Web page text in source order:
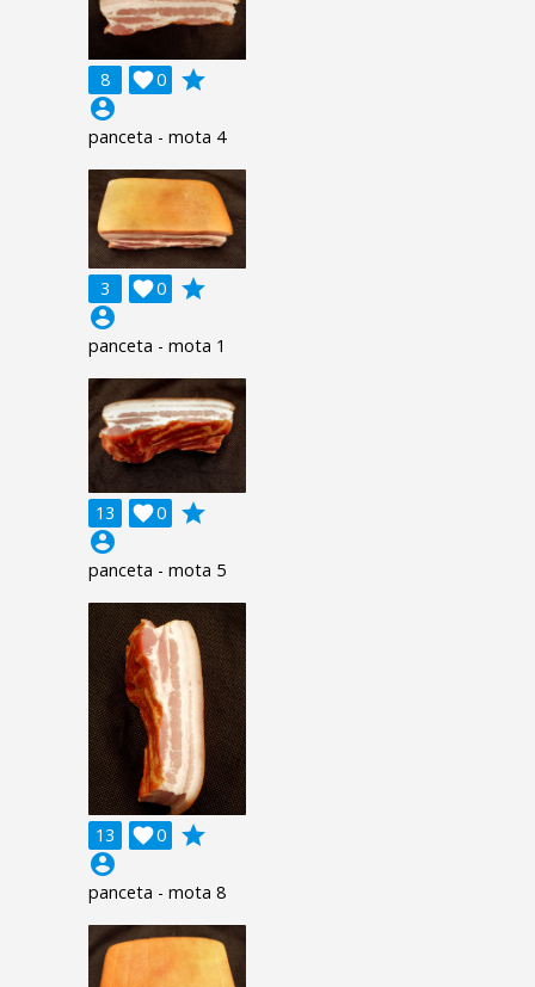
8 0

grade
account_circle
panceta - mota 4
3 0

grade
account_circle
panceta - mota 1
13 0

grade
account_circle
panceta - mota 5
13 0

grade
account_circle
panceta - mota 8